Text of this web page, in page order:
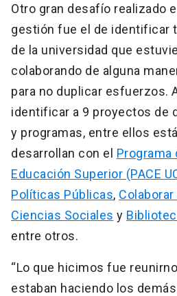
Otro gran desafío realizado
gestión fue el de identificar
de la universidad que
colaborando de alguna
para no duplicar esfuerzos.
identificar a 9 proyectos de
y programas, entre ellos
desarrollan con el Programa
Educación Superior (PACE
Políticas Públicas,
Ciencias Sociales y
entre otros.
“Lo que hicimos fue
estaban haciendo los